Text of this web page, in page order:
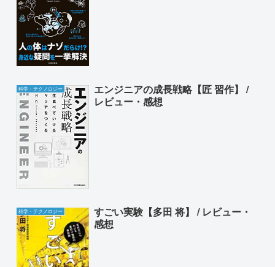
科学・テクノロジー
エンジニアの成長戦略【匠 習作】 /
レビュー・感想
科学・テクノロジー
すごい実験【多田 将】 / レビュー・
感想